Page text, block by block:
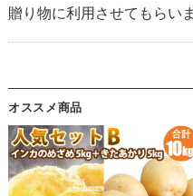
贈り物に利用させてもらい
オススメ商品